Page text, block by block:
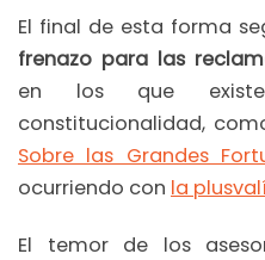
El final de esta forma
frenazo para las
en los que
constitucionalidad,
Sobre las Grandes
ocurriendo con la
El temor de los